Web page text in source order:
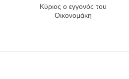
Κύριος ο εγγονός του
Οικονομάκη